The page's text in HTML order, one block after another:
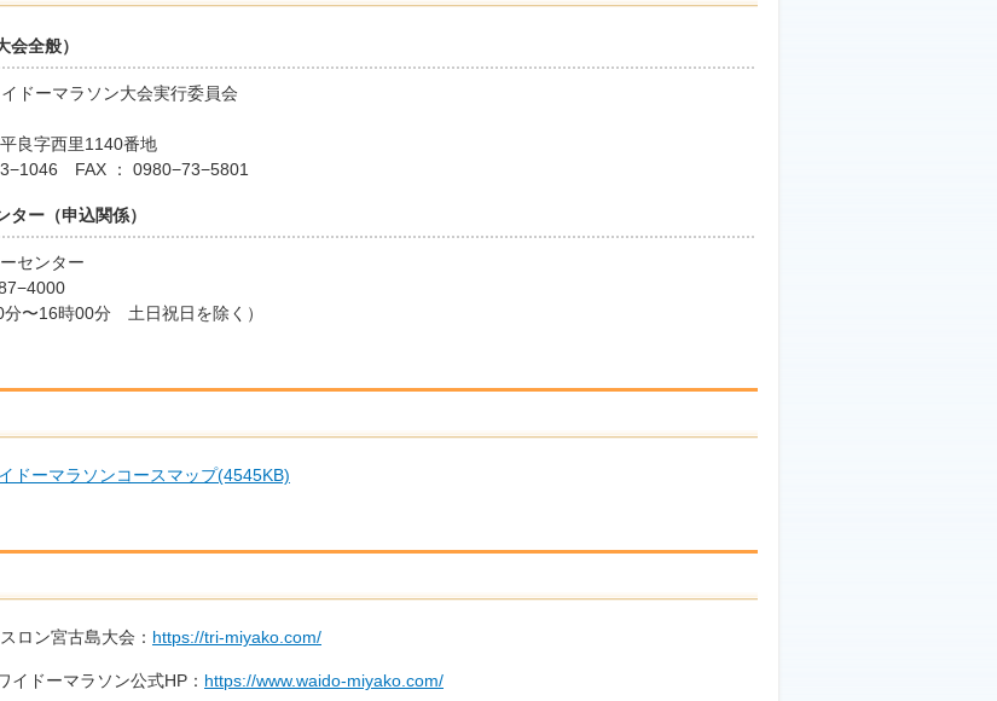
会全般）
ドーマラソン大会実行委員会
良字西里1140番地
FAX ： 0980−73−5801
ター（申込関係）
センター
〜16時00分 土日祝日を除く）
ドーマラソンコースマップ(4545KB)
ロン宮古島大会： https://tri-miyako.com/
ドーマラソン公式HP： https://www.waido-miyako.com/